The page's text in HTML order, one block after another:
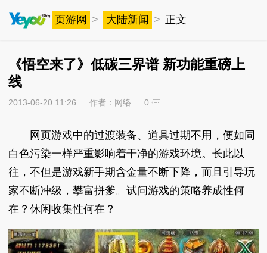
页游网 > 大陆新闻 > 正文
《悟空来了》低碳三界谱 新功能重磅上
线
2013-06-20 11:26 作者：网络 0
网页游戏中的过渡装备、道具过期不用，便如同
白色污染一样严重影响着干净的游戏环境。长此以
往，不但是游戏新手期含金量不断下降，而且引导玩
家不断冲级，攀富拼爹。试问游戏的策略养成性何
在？休闲收集性何在？